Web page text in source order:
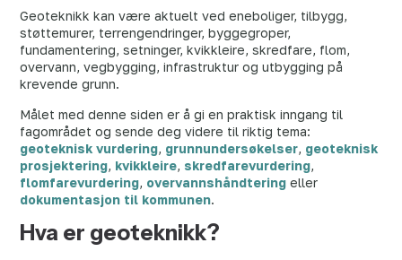
Geoteknikk kan være aktuelt ved eneboliger, tilbygg,
støttemurer, terrengendringer, byggegroper,
fundamentering, setninger, kvikkleire, skredfare, flom,
overvann, vegbygging, infrastruktur og utbygging på
krevende grunn.
Målet med denne siden er å gi en praktisk inngang til
fagområdet og sende deg videre til riktig tema:
geoteknisk vurdering, grunnundersøkelser, geoteknisk
prosjektering, kvikkleire, skredfarevurdering,
flomfarevurdering, overvannshåndtering eller
dokumentasjon til kommunen.
Hva er geoteknikk?